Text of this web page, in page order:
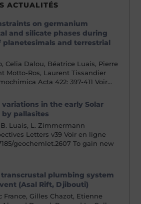
ACTUALITÉS
on germanium
and silicate phases during
planetesimals and terrestrial
Celia Dalou, Béatrice Luais, Pierre
Motto-Ros, Laurent Tissandier
Acta 422: 397-411 Voir…
in the early Solar
by pallasites
Luais, L. Zimmermann
Letters v39 Voir en ligne
geochemlet.2607 To gain new
transcrustal plumbing system
(Asal Rift, Djibouti)
Gilles Chazot, Etienne